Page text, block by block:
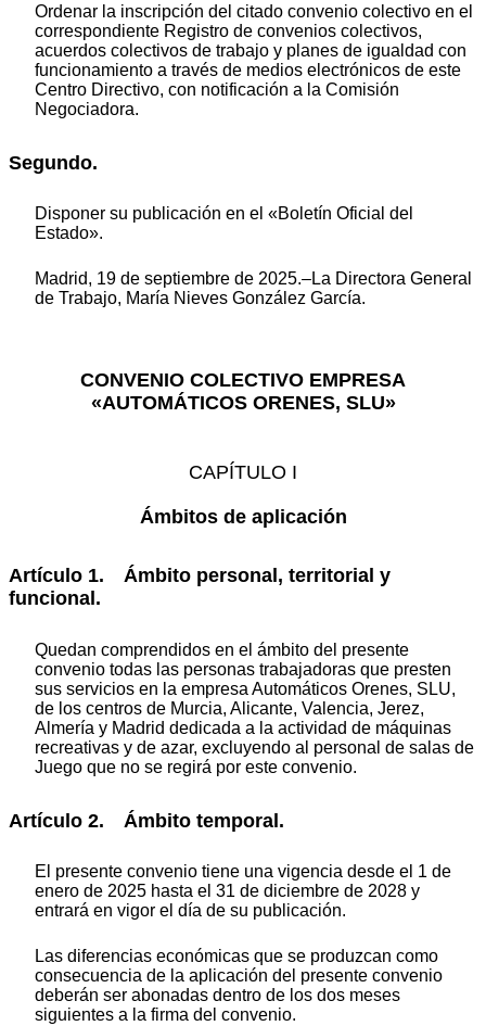
Ordenar la inscripción del citado convenio colectivo en el
correspondiente Registro de convenios colectivos,
acuerdos colectivos de trabajo y planes de igualdad con
funcionamiento a través de medios electrónicos de este
Centro Directivo, con notificación a la Comisión
Negociadora.
Segundo.
Disponer su publicación en el «Boletín Oficial del
Estado».
Madrid, 19 de septiembre de 2025.–La Directora General
de Trabajo, María Nieves González García.
CONVENIO COLECTIVO EMPRESA
«AUTOMÁTICOS ORENES, SLU»
CAPÍTULO I
Ámbitos de aplicación
Artículo 1. Ámbito personal, territorial y
funcional.
Quedan comprendidos en el ámbito del presente
convenio todas las personas trabajadoras que presten
sus servicios en la empresa Automáticos Orenes, SLU,
de los centros de Murcia, Alicante, Valencia, Jerez,
Almería y Madrid dedicada a la actividad de máquinas
recreativas y de azar, excluyendo al personal de salas de
Juego que no se regirá por este convenio.
Artículo 2. Ámbito temporal.
El presente convenio tiene una vigencia desde el 1 de
enero de 2025 hasta el 31 de diciembre de 2028 y
entrará en vigor el día de su publicación.
Las diferencias económicas que se produzcan como
consecuencia de la aplicación del presente convenio
deberán ser abonadas dentro de los dos meses
siguientes a la firma del convenio.